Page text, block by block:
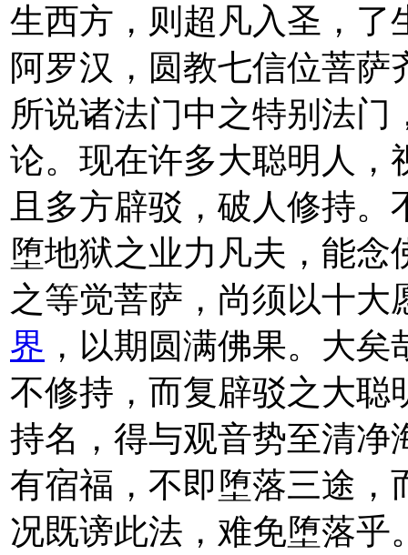
生西方，则超凡入圣，了
阿罗汉，圆教七信位菩萨
所说诸法门中之特别法
论。现在许多大聪明人，
且多方辟驳，破人修持
堕地狱之业力凡夫，能念
之等觉菩萨，尚须以十
界 ，以期圆满佛果。大矣
不修持，而复辟驳之大聪
持名，得与观音势至清净
有宿福，不即堕落三途，
况既谤此法，难免堕落乎